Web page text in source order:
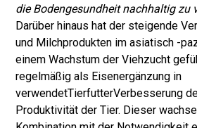
die Bodengesundheit nachhaltig zu
Darüber hinaus hat der steigende
und Milchprodukten im asiatisch -
einem Wachstum der Viehzucht
regelmäßig als Eisenergänzung in
verwendetTierfutterVerbesserung
Produktivität der Tier. Dieser